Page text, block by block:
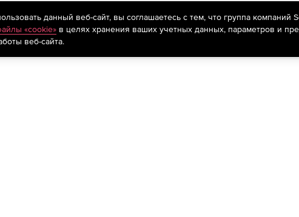
применяютсярекомендательные технологии(информационные
к предпочтениям пользователей сети «Интернет»,
данный веб-сайт, вы соглашаетесь с тем, что группа компаний
«cookie»в целях хранения ваших учетных данных, параметров и
веб-сайта.